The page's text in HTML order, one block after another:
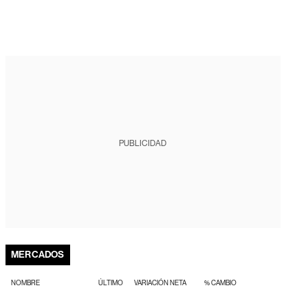
PUBLICIDAD
MERCADOS
NOMBRE ÚLTIMO VARIACIÓN NETA % CAMBIO